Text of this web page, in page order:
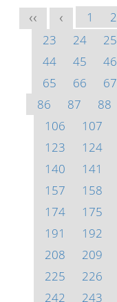
<< < 1 2
23
24 25
44
45 46
65
66 67
86
87 88
106
107
123
124
140
141
157
158
174
175
191
192
208
209
225
226
242
243